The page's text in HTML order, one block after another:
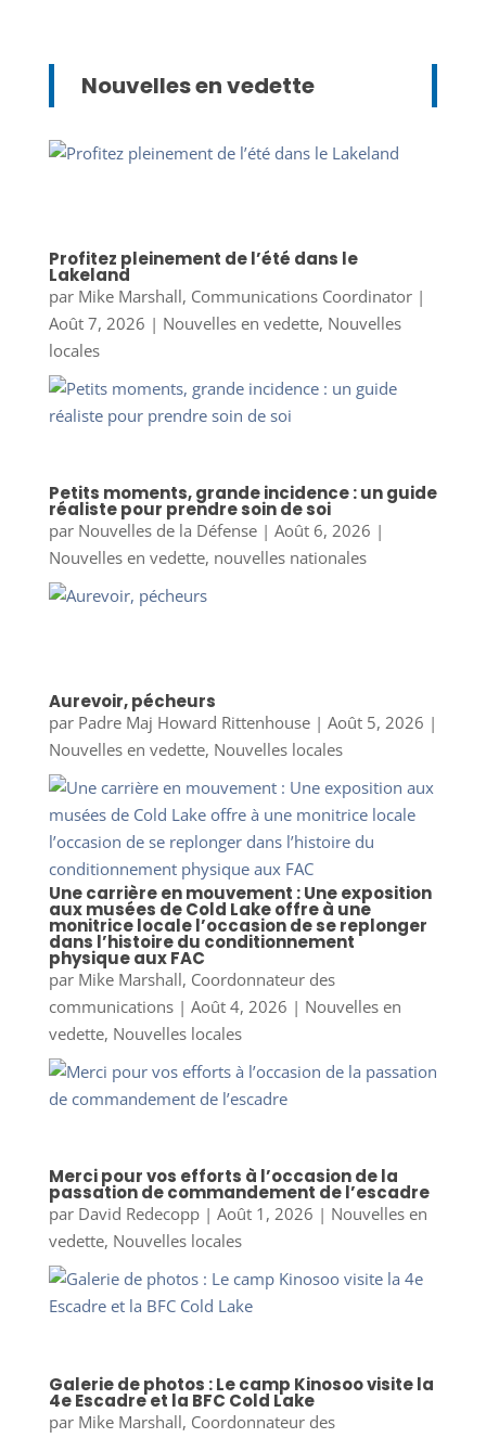
Nouvelles en vedette
Profitez pleinement de l’été dans le
Lakeland
par Mike Marshall, Communications Coordinator|
Août 7, 2026 | Nouvelles en vedette, Nouvelles
locales
Petits moments, grande incidence : un guide
réaliste pour prendre soin de soi
par Nouvelles de la Défense| Août 6, 2026 |
Nouvelles en vedette, nouvelles nationales
Aurevoir, pécheurs
par Padre Maj Howard Rittenhouse| Août 5, 2026 |
Nouvelles en vedette, Nouvelles locales
Une carrière en mouvement : Une exposition
aux musées de Cold Lake offre à une
monitrice locale l’occasion de se replonger
dans l’histoire du conditionnement
physique aux FAC
par Mike Marshall, Coordonnateur des
communications| Août 4, 2026 | Nouvelles en
vedette, Nouvelles locales
Merci pour vos efforts à l’occasion de la
passation de commandement de l’escadre
par David Redecopp| Août 1, 2026 | Nouvelles en
vedette, Nouvelles locales
Galerie de photos : Le camp Kinosoo visite la
4e Escadre et la BFC Cold Lake
par Mike Marshall, Coordonnateur des